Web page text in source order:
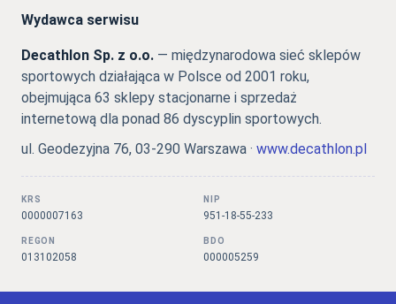
Wydawca serwisu
Decathlon Sp. z o.o. — międzynarodowa sieć sklepów
sportowych działająca w Polsce od 2001 roku,
obejmująca 63 sklepy stacjonarne i sprzedaż
internetową dla ponad 86 dyscyplin sportowych.
ul. Geodezyjna 76, 03-290 Warszawa · www.decathlon.pl
KRS
0000007163
NIP
951-18-55-233
REGON
013102058
BDO
000005259